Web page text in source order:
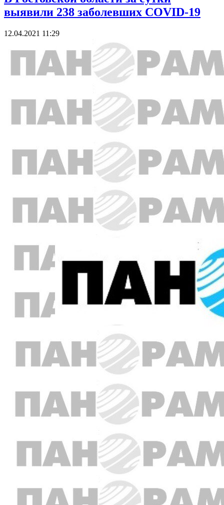
выявили 238 заболевших COVID-19
12.04.2021 11:29